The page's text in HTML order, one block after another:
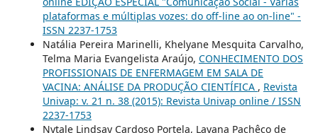
plataformas e múltiplas vozes: do off-line ao on-line" -
ISSN 2237-1753
Natália Pereira Marinelli, Khelyane Mesquita Carvalho,
Telma Maria Evangelista Araújo, CONHECIMENTO DOS
PROFISSIONAIS DE ENFERMAGEM EM SALA DE
VACINA: ANÁLISE DA PRODUÇÃO CIENTÍFICA , Revista
Univap: v. 21 n. 38 (2015): Revista Univap online / ISSN
2237-1753
Nytale Lindsay Cardoso Portela, Layana Pachêco de